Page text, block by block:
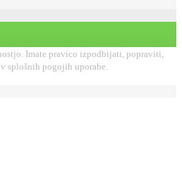
Imate pravico izpodbijati, popraviti,
splošnih pogojih uporabe.